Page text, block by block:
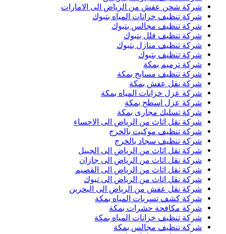
شركة شحن عفش من الرياض الى الامارات
شركة تنظيف خزانات المياه بتبوك
شركة تنظيف مجالس بتبوك
شركة تنظيف فلل بتبوك
شركة تنظيف منازل بتبوك
شركة تنظيف بتبوك
شركة ترميم بمكة
شركة تنظيف مسابح بمكة
شركة نقل عفش بمكة
شركة عزل خزانات المياه بمكة
شركة عزل اسطح بمكة
شركة تسليك مجارى بمكة
شركة نقل اثاث من الرياض الى الاحساء
شركة تنظيف موكيت بالخرج
شركة تنظيف سجاد بالخرج
شركة نقل اثاث من الرياض الى الجبيل
شركة نقل اثاث من الرياض الى جازان
شركة نقل اثاث من الرياض الى القصيم
شركة نقل اثاث من الرياض الى تبوك
شركة نقل عفش من الرياض الى البحرين
شركة كشف تسربات المياه بمكة
شركة مكافحة حشرات بمكة
شركة تنظيف خزانات المياه بمكة
شركة تنظيف مجالس بمكة